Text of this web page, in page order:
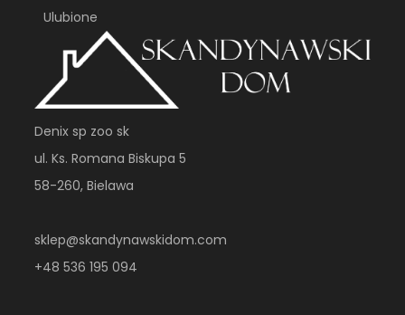
Ulubione
Denix sp zoo sk
ul. Ks. Romana Biskupa 5
58-260, Bielawa
sklep@skandynawskidom.com
+48 536 195 094